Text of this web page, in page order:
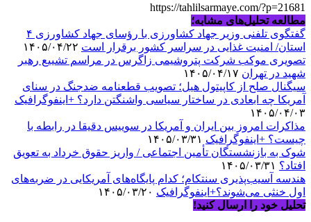
https://tahlilsarmaye.com/?p=21681
مطالعه تحلیل‌های مشابه؛
گفتگوی تلفنی وزیر جهاد کشاورزی با رؤسای جهاد کشاورزی ۴
استان/ امنیت غذایی در سراسر کشور برقرار است
تصویری موکب شرکت پتروشیمی زاگرس در مراسم تشییع رهبر
شهید در تهران
سیگنال صلح از کاپیتول هیل؛ تصویب قطعنامه ضدجنگ در سنای
آمریکا چه ابعادی در ساختار سیاسی واشنگتن دارد؟ +اینفوگرافیک
۱۴۰۵/۰۴/۰۳
مذاکرات امروز بین ایران و آمریکا در سوییس دقیقا در رابطه با
چیست؟ +اینفوگرافیک
شوک به بازنشستگان تأمین اجتماعی / واریز حقوق خرداد به تعویق
افتاد؟
هندسه آسیب‌پذیری سنتکام؛ کدام پایگاه‌های آمریکایی در ضربه‌های
اول خنثی می‌شوند؟+اینفوگرافیک
تحلیل خود را ارسال کنید!